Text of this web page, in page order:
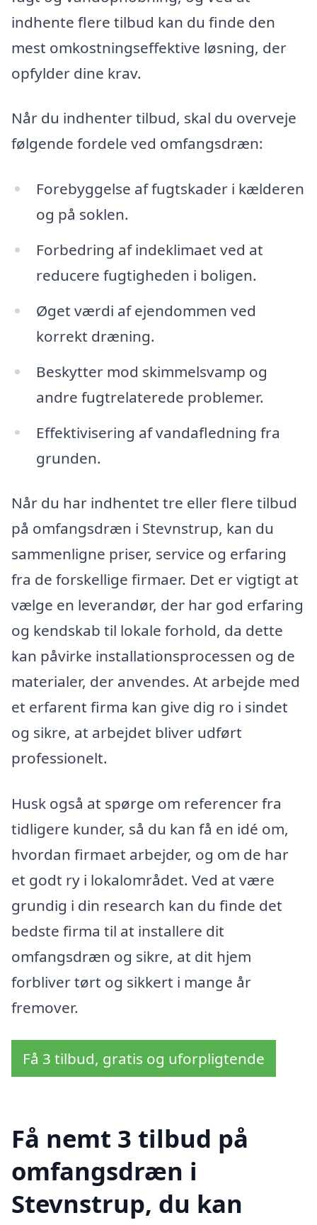
indhente flere tilbud kan du finde den
mest omkostningseffektive løsning, der
opfylder dine krav.
Når du indhenter tilbud, skal du overveje
følgende fordele ved omfangsdræn:
Forebyggelse af fugtskader i kælderen
og på soklen.
Forbedring af indeklimaet ved at
reducere fugtigheden i boligen.
Øget værdi af ejendommen ved
korrekt dræning.
Beskytter mod skimmelsvamp og
andre fugtrelaterede problemer.
Effektivisering af vandafledning fra
grunden.
Når du har indhentet tre eller flere tilbud
på omfangsdræn i Stevnstrup, kan du
sammenligne priser, service og erfaring
fra de forskellige firmaer. Det er vigtigt at
vælge en leverandør, der har god erfaring
og kendskab til lokale forhold, da dette
kan påvirke installationsprocessen og de
materialer, der anvendes. At arbejde med
et erfarent firma kan give dig ro i sindet
og sikre, at arbejdet bliver udført
professionelt.
Husk også at spørge om referencer fra
tidligere kunder, så du kan få en idé om,
hvordan firmaet arbejder, og om de har
et godt ry i lokalområdet. Ved at være
grundig i din research kan du finde det
bedste firma til at installere dit
omfangsdræn og sikre, at dit hjem
forbliver tørt og sikkert i mange år
fremover.
Få 3 tilbud, gratis og uforpligtende
Få nemt 3 tilbud på
omfangsdræn i
Stevnstrup, du kan